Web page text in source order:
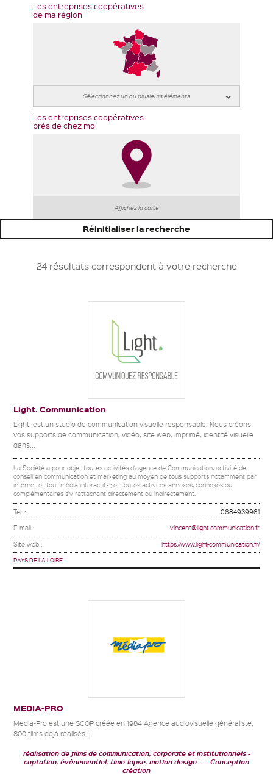
Les entreprises coopératives
de ma région
Les entreprises coopératives
près de chez moi
Affichez la carte
Réinitialiser la recherche
24 résultats correspondent à votre recherche
Light. Communication
Light. est un studio de communication visuelle responsable. Nous créons
vos supports de communication, vidéo, site web, imprimé, identité visuelle
dans...
La Société a pour objet toutes activités d'agence de Communication, activité de
conseil en communication et marketing au moyen de tous supports notamment par
internet et tout média interactif.- ; et toutes activités annexes, connexes ou
complémentaires s'y rattachant directement ou indirectement.
Tel. : 0684939961
E-mail : vincent@light-communication.fr
Site web : https://www.light-communication.fr/
PAYS DE LA LOIRE
MEDIA-PRO
Media-Pro est une SCOP créée en 1984 Agence audiovisuelle généraliste.
800 films déjà réalisés !
réalisation de films de communication, corporate et institutionnels
captation, évènementiel, time-lapse, motion design ...
Conception
création